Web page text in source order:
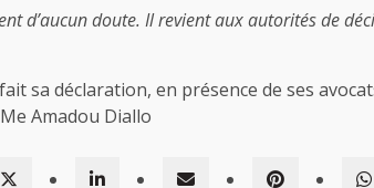
d’aucun doute. Il revient aux autorités de
sa déclaration, en présence de ses
Amadou Diallo